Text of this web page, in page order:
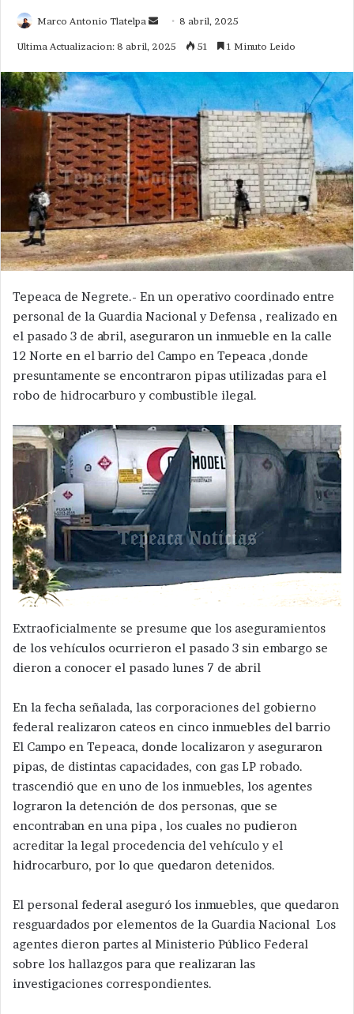
Marco Antonio Tlatelpa
Send 8 abril, 2025
Ultima Actualizacion: 8 abril, 2025 51 1 Minuto Leido
Tepeaca de Negrete.- En un operativo coordinado entre
personal de la Guardia Nacional y Defensa , realizado en
el pasado 3 de abril, aseguraron un inmueble en la calle
12 Norte en el barrio del Campo en Tepeaca ,donde
presuntamente se encontraron pipas utilizadas para el
robo de hidrocarburo y combustible ilegal.
Extraoficialmente se presume que los aseguramientos
de los vehículos ocurrieron el pasado 3 sin embargo se
dieron a conocer el pasado lunes 7 de abril
En la fecha señalada, las corporaciones del gobierno
federal realizaron cateos en cinco inmuebles del barrio
El Campo en Tepeaca, donde localizaron y aseguraron
pipas, de distintas capacidades, con gas LP robado.
trascendió que en uno de los inmuebles, los agentes
lograron la detención de dos personas, que se
encontraban en una pipa , los cuales no pudieron
acreditar la legal procedencia del vehículo y el
hidrocarburo, por lo que quedaron detenidos.
El personal federal aseguró los inmuebles, que quedaron
resguardados por elementos de la Guardia Nacional Los
agentes dieron partes al Ministerio Público Federal
sobre los hallazgos para que realizaran las
investigaciones correspondientes.